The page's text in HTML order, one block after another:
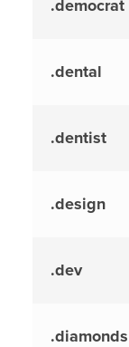
.democrat
.dental
.dentist
.design
.dev
.diamonds